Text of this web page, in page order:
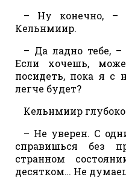
– Ну конечно, –
Кельнмиир.
– Да ладно тебе,
Если хочешь,
посидеть, пока я с
легче будет?
Кельнмиир
– Не уверен. С
справишься без
странном
десятком… Не